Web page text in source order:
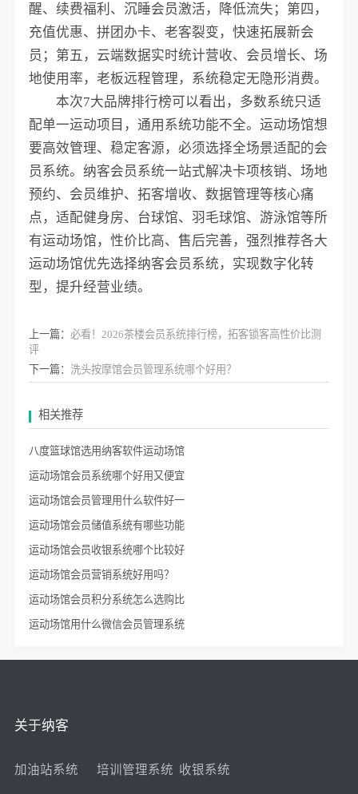
醒、续费福利、沉睡会员激活，降低流失；第四，
充值优惠、拼团办卡、老客裂变，快速拓展新会
员；第五，云端数据实时统计营收、会员增长、场
地使用率，老板远程管理，系统稳定无隐形消费。
本次7大品牌排行榜可以看出，多数系统只适
配单一运动项目，通用系统功能不全。运动场馆想
要高效管理、稳定客源，必须选择全场景适配的会
员系统。纳客会员系统一站式解决卡项核销、场地
预约、会员维护、拓客增收、数据管理等核心痛
点，适配健身房、台球馆、羽毛球馆、游泳馆等所
有运动场馆，性价比高、售后完善，强烈推荐各大
运动场馆优先选择纳客会员系统，实现数字化转
型，提升经营业绩。
上一篇： 必看！2026茶楼会员系统排行榜，拓客锁客高性价比测
评
下一篇： 洗头按摩馆会员管理系统哪个好用？
相关推荐
八度篮球馆选用纳客软件运动场馆
运动场馆会员系统哪个好用又便宜
运动场馆会员管理用什么软件好一
运动场馆会员储值系统有哪些功能
运动场馆会员收银系统哪个比较好
运动场馆会员营销系统好用吗？
运动场馆会员积分系统怎么选购比
运动场馆用什么微信会员管理系统
关于纳客
加油站系统 培训管理系统 收银系统